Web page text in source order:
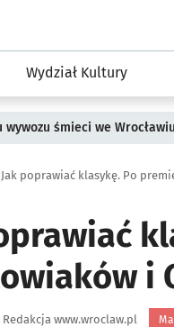
Wydział Kultury
śmieci we
Jak poprawiać klasykę. Po
i
Autor:
Redakcja www.wroclaw.pl